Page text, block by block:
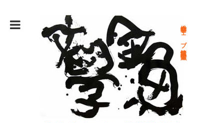
総合文学ウェブ情報誌 文学金魚